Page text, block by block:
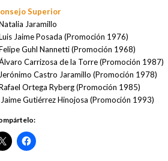
Superior
Jaramillo
Jaime Posada (Promoción 1976)
Guhl Nannetti (Promoción 1968)
Carrizosa de la Torre (Promoción 1987)
Castro Jaramillo (Promoción 1978)
Ortega Ryberg (Promoción 1985)
Gutiérrez Hinojosa (Promoción 1993)